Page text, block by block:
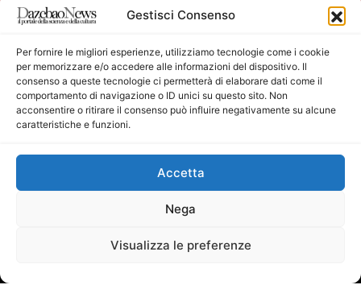
Gestisci Consenso
Per fornire le migliori esperienze, utilizziamo tecnologie come i cookie
per memorizzare e/o accedere alle informazioni del dispositivo. Il
consenso a queste tecnologie ci permetterà di elaborare dati come il
comportamento di navigazione o ID unici su questo sito. Non
acconsentire o ritirare il consenso può influire negativamente su alcune
caratteristiche e funzioni.
Accetta
Nega
Visualizza le preferenze
Nome
Main partner
Testata giornalistica registrata presso il Tribunale di